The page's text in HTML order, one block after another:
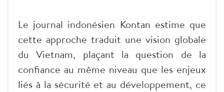
Le journal indonésien Kontan estime que
cette approche traduit une vision globale
du Vietnam, plaçant la question de la
confiance au même niveau que les enjeux
liés à la sécurité et au développement, ce